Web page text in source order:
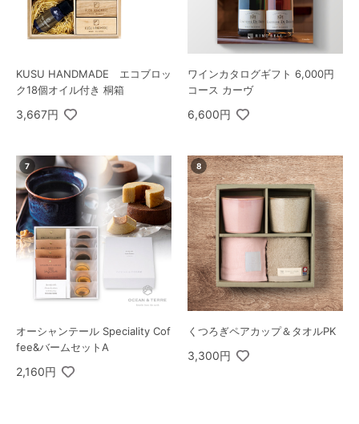
KUSU HANDMADE エコブロッ
ク18個オイル付き 桐箱
3,667円
ワインカタログギフト 6,000円
コース カーヴ
6,600円
オーシャンテール Speciality Cof
fee&バームセットA
2,160円
くつろぎペアカップ＆タオルPK
3,300円